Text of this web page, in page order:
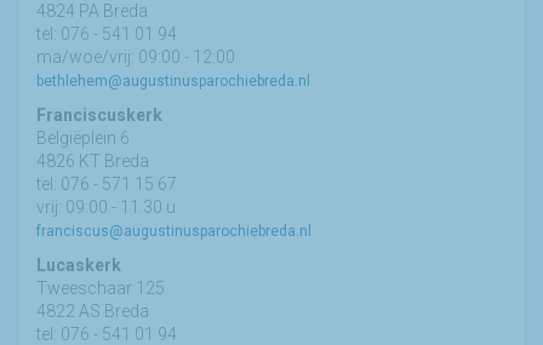
4824 PA Breda
tel: 076 - 541 01 94
ma/woe/vrij: 09:00 - 12:00
bethlehem@augustinusparochiebreda.nl
Franciscuskerk
Belgiëplein 6
4826 KT Breda
tel: 076 - 571 15 67
vrij: 09:00 - 11.30 u
franciscus@augustinusparochiebreda.nl
Lucaskerk
Tweeschaar 125
4822 AS Breda
tel: 076 - 541 01 94